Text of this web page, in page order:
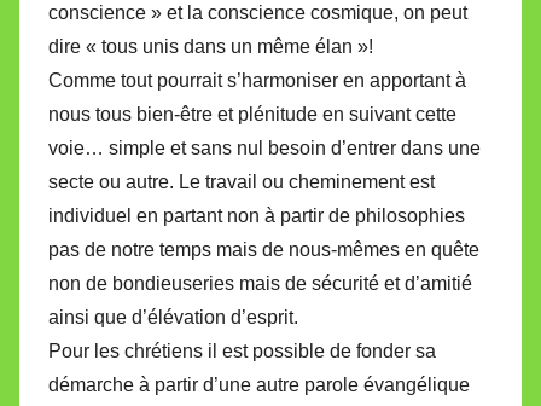
conscience » et la conscience cosmique, on peut
dire « tous unis dans un même élan »!
Comme tout pourrait s’harmoniser en apportant à
nous tous bien-être et plénitude en suivant cette
voie… simple et sans nul besoin d’entrer dans une
secte ou autre. Le travail ou cheminement est
individuel en partant non à partir de philosophies
pas de notre temps mais de nous-mêmes en quête
non de bondieuseries mais de sécurité et d’amitié
ainsi que d’élévation d’esprit.
Pour les chrétiens il est possible de fonder sa
démarche à partir d’une autre parole évangélique